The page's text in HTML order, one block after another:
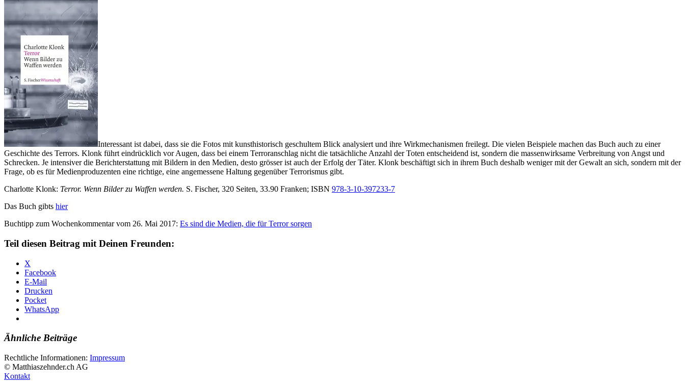
Interessant ist dabei, dass sie die Fotos mit kunsthistorisch geschultem Blick analysiert und ihre Wirkmechanismen freilegt. Die vielen Beispiele machen das Buch auch zu einer
Geschichte des Terrors. Klonk führt eindrücklich vor Augen, dass bei einem Terroranschlag nicht die tatsächliche Anzahl der Toten entscheidend ist, sondern die massenwirksame Verbreitung von Angst und
Schrecken. Je intensiver die Berichterstattung mit Bildern in den Medien, desto grösser ist auch der Erfolg der Täter. Klonk beschäftigt sich in ihrem Buch deshalb weniger mit der Gewalt an sich, sondern mit der
Frage, ob es für Medienproduzenten eine richtige, eine angemessene Haltung gegenüber Terrorismus gibt.
Charlotte Klonk: Terror. Wenn Bilder zu Waffen werden. S. Fischer, 320 Seiten, 33.90 Franken; ISBN 978-3-10-397233-7
Das Buch gibts hier
Buchtipp zum Wochenkommentar vom 26. Mai 2017: Es sind die Medien, die für Terror sorgen
Teil diesen Beitrag mit Deinen Freunden:
X
Facebook
E-Mail
Drucken
Pocket
WhatsApp
Ähnliche Beiträge
Rechtliche Informationen: Impressum
© Matthiaszehnder.ch AG
Kontakt